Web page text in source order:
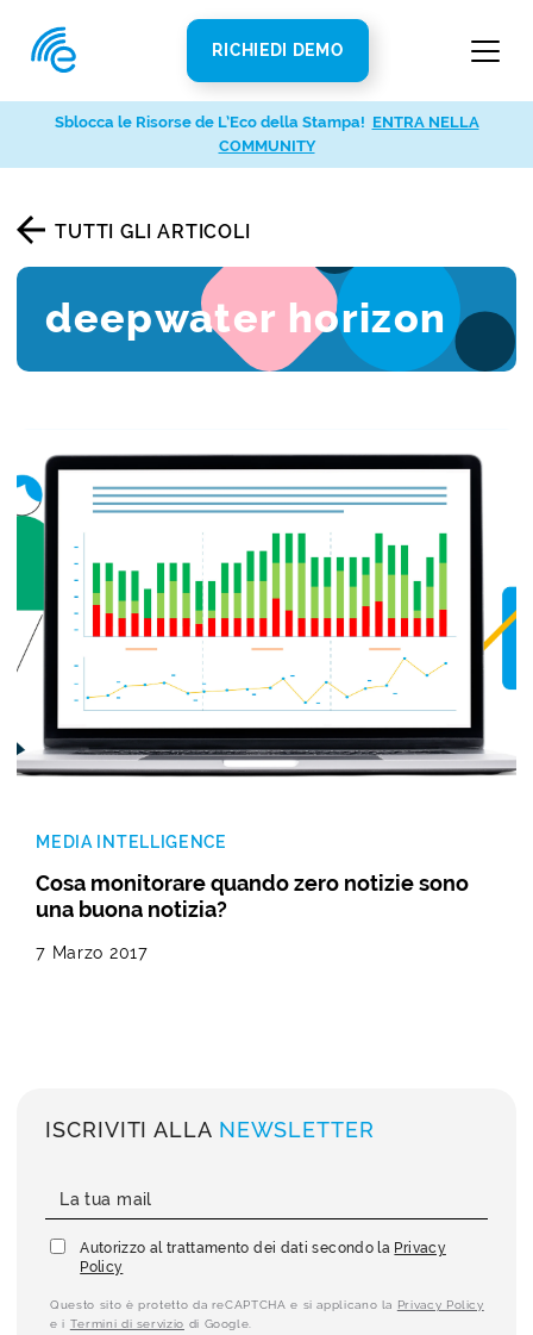
RICHIEDI DEMO
TUTTI GLI ARTICOLI
deepwater horizon
MEDIA INTELLIGENCE
Cosa monitorare quando zero notizie sono
una buona notizia?
7 Marzo 2017
ISCRIVITI ALLA NEWSLETTER
Autorizzo al trattamento dei dati secondo la Privacy
Policy
Questo sito è protetto da reCAPTCHA e si applicano la Privacy Policy
e i Termini di servizio di Google.
Sblocca le Risorse de L’Eco della Stampa! ENTRA NELLA
COMMUNITY